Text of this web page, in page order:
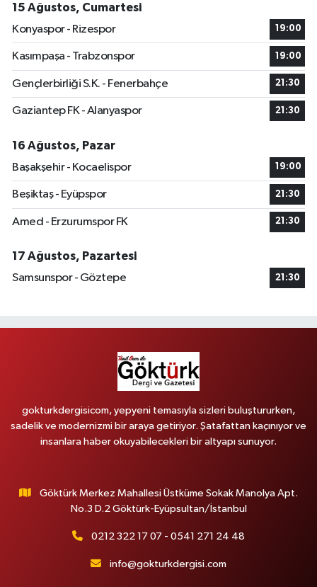
15 Ağustos, Cumartesi
Konyaspor - Rizespor
19:00
Kasımpaşa - Trabzonspor 19:00
Gençlerbirliği S.K. - Fenerbahçe 21:30
Gaziantep FK - Alanyaspor 21:30
16 Ağustos, Pazar
Başakşehir - Kocaelispor
19:00
Beşiktaş - Eyüpspor 21:30
Amed - Erzurumspor FK 21:30
17 Ağustos, Pazartesi
Samsunspor - Göztepe
21:30
gokturkdergisicom, yepyeni temasıyla sizleri buluştururken,
sadelik ve modernizmi bir araya getiriyor. Şatafattan kaçınıyor ve
insanlara haber okuyabilecekleri bir altyapı sunuyor.
Göktürk Merkez Mahallesi Üstküme Sokak Manolya Apt.
No.3 D.2 Göktürk-Eyüpsultan/İstanbul
0212 322 17 07 - 0541 271 24 48
info@gokturkdergisi.com